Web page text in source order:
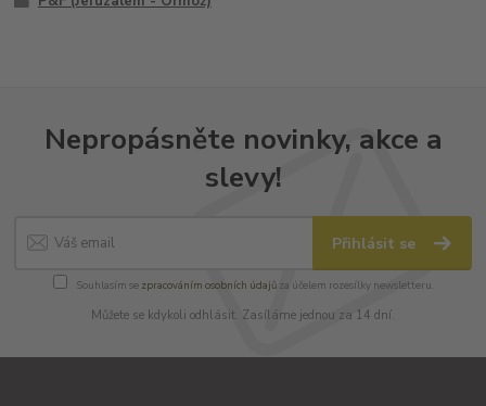
Nepropásněte novinky, akce a
slevy!
Přihlásit se
Souhlasím se zpracováním osobních údajůza účelem rozesílky newsletteru.
Můžete se kdykoli odhlásit. Zasíláme jednou za 14 dní.